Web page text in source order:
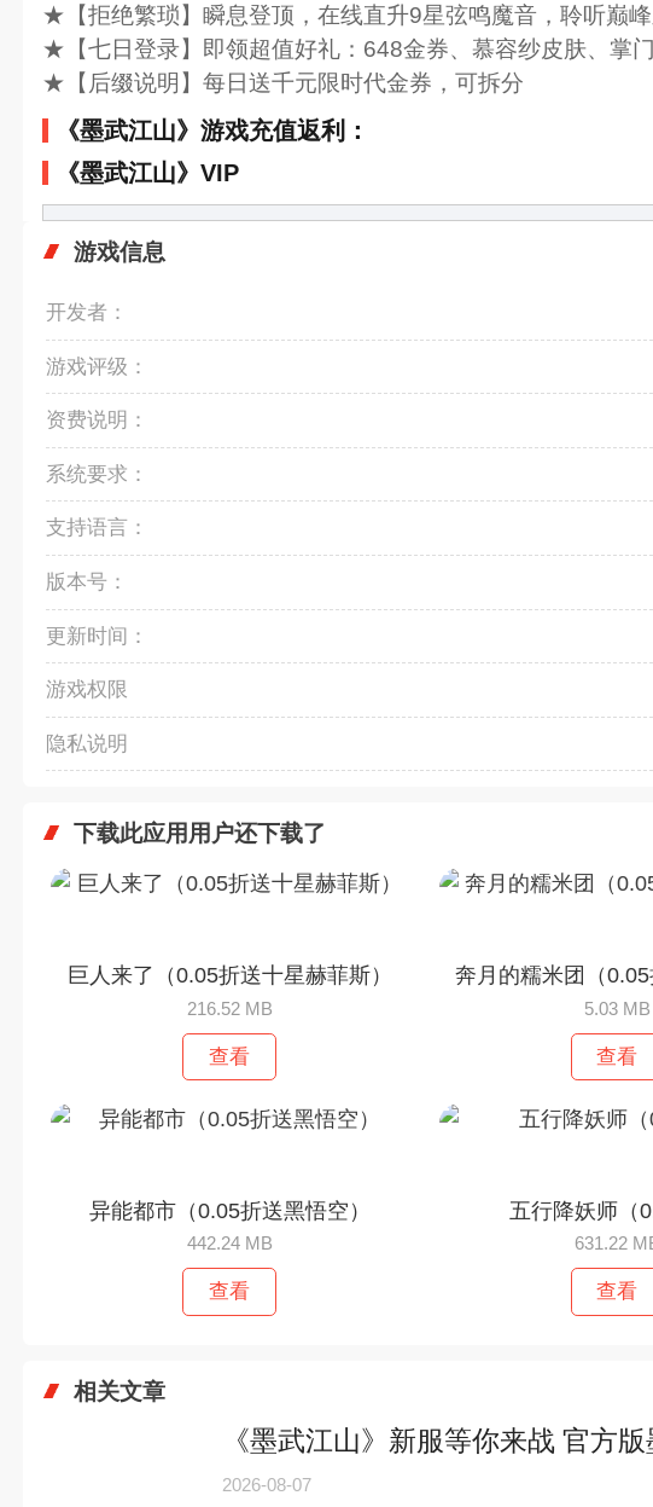
★【拒绝繁琐】瞬息登顶，在线直升9星弦鸣魔音，聆听巅
★【七日登录】即领超值好礼：648金券、慕容纱皮肤、掌
★【后缀说明】每日送千元限时代金券，可拆分
《墨武江山》游戏充值返利：
《墨武江山》VIP
游戏信息
开发者：
游戏评级：
资费说明：
系统要求：
支持语言：
版本号：
更新时间：
游戏权限
隐私说明
下载此应用用户还下载了
巨人来了（0.05折送十星赫菲斯）
216.52 MB
查看
奔月的糯米团（0.05
5.03 MB
查看
异能都市（0.05折送黑悟空）
442.24 MB
查看
五行降妖师（
631.22
查看
相关文章
《墨武江山》新服等你来战 官方
2026-08-07